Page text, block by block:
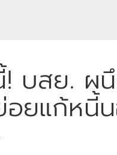
! บสย.
อยแก้หนี้